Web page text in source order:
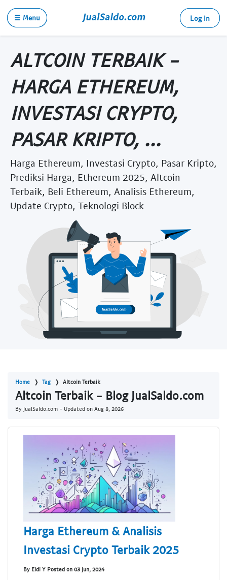
☰ Menu Log in
ALTCOIN TERBAIK -
HARGA ETHEREUM,
INVESTASI CRYPTO,
PASAR KRIPTO, ...
Harga Ethereum, Investasi Crypto, Pasar Kripto,
Prediksi Harga, Ethereum 2025, Altcoin
Terbaik, Beli Ethereum, Analisis Ethereum,
Update Crypto, Teknologi Block
Home Tag Altcoin Terbaik
Altcoin Terbaik - Blog JualSaldo.com
By JualSaldo.com - Updated on Aug 8, 2026
Harga Ethereum & Analisis
Investasi Crypto Terbaik 2025
By Eldi Y Posted on 03 Jun, 2024